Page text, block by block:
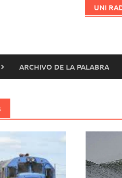
UNI
ARCHIVO DE LA PALABRA